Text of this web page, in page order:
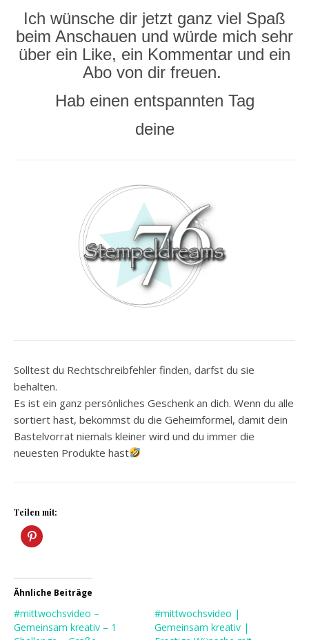
Ich wünsche dir jetzt ganz viel Spaß
beim Anschauen und würde mich sehr
über ein Like, ein Kommentar und ein
Abo von dir freuen.
Hab einen entspannten Tag
deine
Solltest du Rechtschreibfehler finden, darfst du sie
behalten.
Es ist ein ganz persönliches Geschenk an dich. Wenn du alle
sortiert hast, bekommst du die Geheimformel, damit dein
Bastelvorrat niemals kleiner wird und du immer die
neuesten Produkte hast
Teilen mit:
Ähnliche Beiträge
#mittwochsvideo –
Gemeinsam kreativ – 1
#mittwochsvideo |
Gemeinsam kreativ |